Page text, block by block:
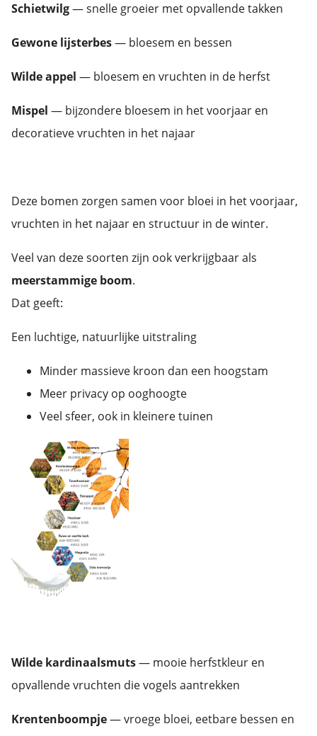
Schietwilg— snelle groeier met opvallende takken
Gewone lijsterbes— bloesem en bessen
Wilde appel — bloesem en vruchten in de herfst
Mispel — bijzondere bloesem in het voorjaar en
decoratieve vruchten in het najaar
Deze bomen zorgen samen voor bloei in het voorjaar,
vruchten in het najaar en structuur in de winter.
Veel van deze soorten zijn ook verkrijgbaar als
meerstammige boom.
Dat geeft:
Een luchtige, natuurlijke uitstraling
Minder massieve kroon dan een hoogstam
Meer privacy op ooghoogte
Veel sfeer, ook in kleinere tuinen
Wilde kardinaalsmuts— mooie herfstkleur en
opvallende vruchten die vogels aantrekken
Krentenboompje— vroege bloei, eetbare bessen en